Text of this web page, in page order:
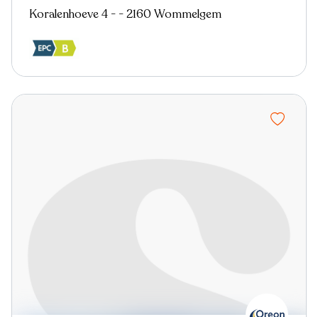
Koralenhoeve 4 - - 2160 Wommelgem